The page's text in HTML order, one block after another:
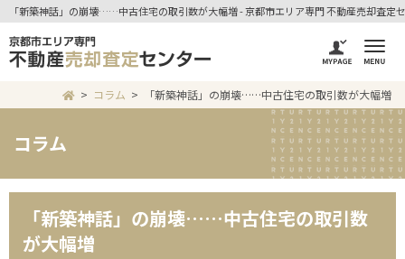
「新築神話」の崩壊……中古住宅の取引数が大幅増 - 京都市エリア専門 不動産売却査定
コラム 「新築神話」の崩壊……中古住宅の取引数が大幅増
コラム
「新築神話」の崩壊……中古住宅の取引数
が大幅増